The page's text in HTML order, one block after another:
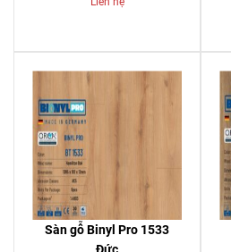
Sàn gỗ Binyl Pro 1533